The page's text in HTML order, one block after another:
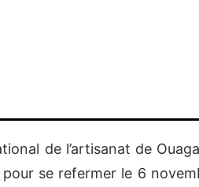
de l’artisanat de
se refermer le 6